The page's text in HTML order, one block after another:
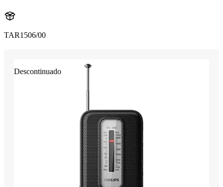
TAR1506/00
Descontinuado